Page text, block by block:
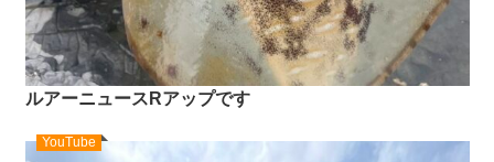
ルアーニュースRアップです
YouTube